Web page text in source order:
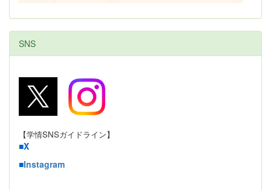
SNS
【学情SNSガイドライン】
■X
■Instagram